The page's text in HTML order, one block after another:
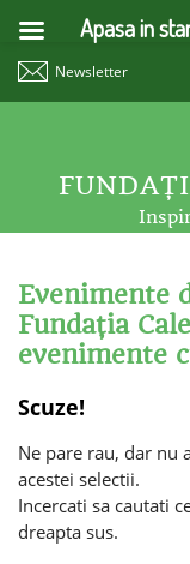
Newsletter
Evenimente
Fundaţia
evenimente
Scuze!
Ne pare rau, dar nu
acestei selectii.
Incercati sa cautati
dreapta sus.
Apasa in